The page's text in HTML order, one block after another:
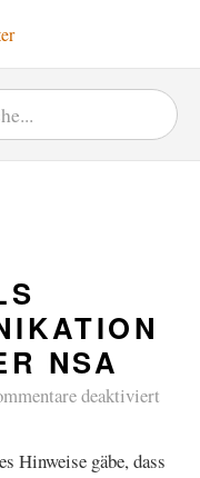
NSA
deaktiviert
Hinweise gäbe, dass